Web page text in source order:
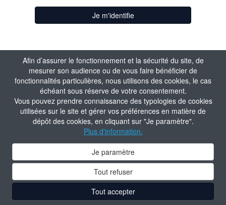
Afin d’assurer le fonctionnement et la sécurité du site, de
mesurer son audience ou de vous faire bénéficier de
fonctionnalités particulières, nous utilisons des cookies, le cas
échéant sous réserve de votre consentement.
Vous pouvez prendre connaissance des typologies de cookies
utilisées sur le site et gérer vos préférences en matière de
dépôt des cookies, en cliquant sur "Je paramètre".
Plus d'information.
Je paramètre
Tout refuser
Tout accepter
Je m'identifie